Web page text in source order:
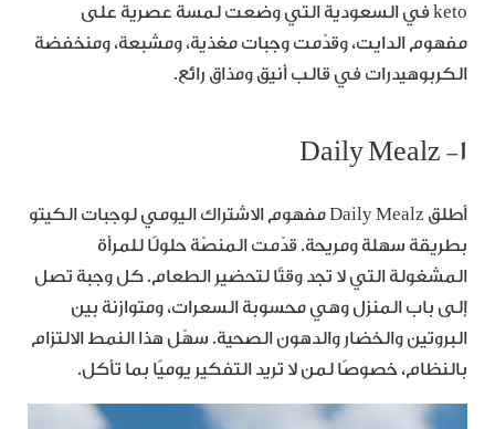
keto في السعودية التي وضعت لمسة عصرية على
مفهوم الدايت، وقدّمت وجبات مغذية، ومشبعة، ومنخفضة
الكربوهيدرات في قالب أنيق ومذاق رائع.
١- Daily Mealz
أطلق Daily Mealz مفهوم الاشتراك اليومي لوجبات الكيتو
بطريقة سهلة ومريحة. قدّمت المنصّة حلولًا للمرأة
المشغولة التي لا تجد وقتًا لتحضير الطعام. كل وجبة تصل
إلى باب المنزل وهي محسوبة السعرات، ومتوازنة بين
البروتين والخضار والدهون الصحية. سهّل هذا النمط الالتزام
بالنظام، خصوصًا لمن لا تريد التفكير يوميًا بما تأكل.